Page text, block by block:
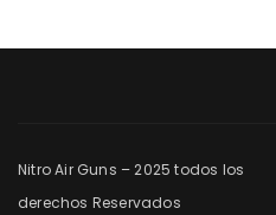
Nitro Air Guns – 2025 todos los
derechos Reservados